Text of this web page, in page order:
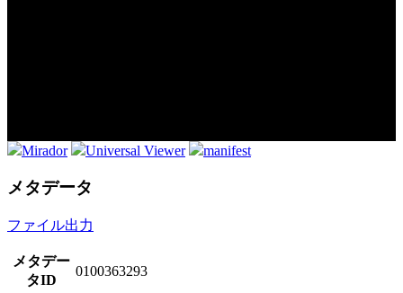
Mirador Universal Viewer manifest
メタデータ
ファイル出力
メタデー
タID
0100363293